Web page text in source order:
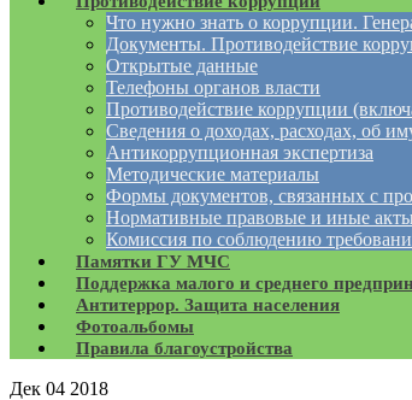
Что нужно знать о коррупции.
Документы. Противодействие
Открытые данные
Телефоны органов власти
Противодействие коррупции
Сведения о доходах, расходах, об
Антикоррупционная экспертиза
Методические материалы
Формы документов, связанных с
Нормативные правовые и иные
Комиссия по соблюдению
Памятки ГУ МЧС
Поддержка малого и среднего
Антитеррор. Защита населения
Фотоальбомы
Правила благоустройства
Дек 04 2018